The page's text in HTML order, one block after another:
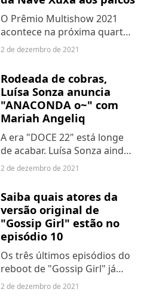
O Prêmio Multishow 2021
acontece na próxima quarta-
feira (8) e promete ser uma
história do evento. Nesta
quinta-feira (2), o Purebreak
participou de uma coletiva...
2 de dezembro de 2021
Rodeada de cobras,
Luísa Sonza anuncia
"ANACONDA o~" com
Mariah Angeliq
A era "DOCE 22" está longe
de acabar. Luísa Sonza ainda
tem algumas parcerias para
completar o seu último
álbum de estúdio,
disponibilizado em julho
deste ano....
2 de dezembro de 2021
Saiba quais atores da
versão original de
"Gossip Girl" estão no
episódio 10
Os três últimos episódios do
reboot de "Gossip Girl" já
estão disponíveis no HBO
2 de dezembro de 2021